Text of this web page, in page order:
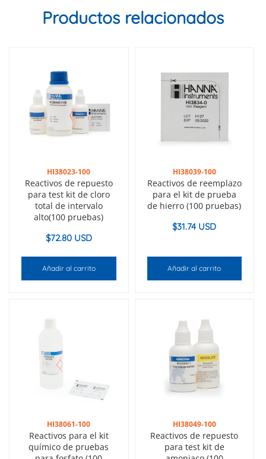
Productos relacionados
HI38023-100
Reactivos de repuesto
para test kit de cloro
total de intervalo
alto(100 pruebas)
$72.80 USD
Añadir al carrito
HI38039-100
Reactivos de reemplazo
para el kit de prueba
de hierro (100 pruebas)
$31.74 USD
Añadir al carrito
HI38061-100
Reactivos para el kit
químico de pruebas
HI38049-100
Reactivos de repuesto
para test kit de